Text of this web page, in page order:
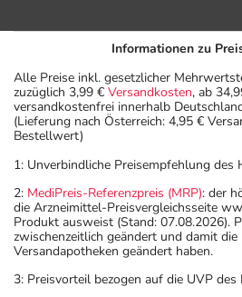
Informationen zu
Alle Preise inkl. gesetzlicher
zuzüglich 3,99 € Versandkosten, ab
versandkostenfrei innerhalb
(Lieferung nach Österreich: 4,95 €
Bestellwert)
1: Unverbindliche Preisempfehlung des
2: MediPreis-Referenzpreis (MRP): der
die Arzneimittel-Preisvergleichsseite
Produkt ausweist (Stand: 07.08.2026).
zwischenzeitlich geändert und damit
Versandapotheken geändert haben.
3: Preisvorteil bezogen auf die UVP des